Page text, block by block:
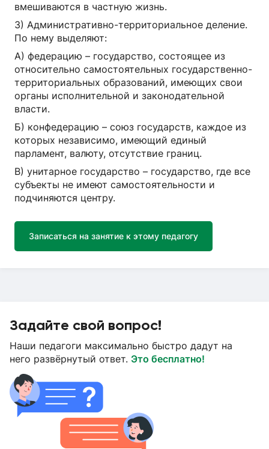
вмешиваются в частную жизнь.
3) Административно-территориальное деление.
По нему выделяют:
А) федерацию – государство, состоящее из
относительно самостоятельных государственно-
территориальных образований, имеющих свои
органы исполнительной и законодательной
власти.
Б) конфедерацию – союз государств, каждое из
которых независимо, имеющий единый
парламент, валюту, отсутствие границ.
В) унитарное государство – государство, где все
субъекты не имеют самостоятельности и
подчиняются центру.
Записаться на занятие к этому педагогу
Задайте свой вопрос!
Наши педагоги максимально быстро дадут на
него развёрнутый ответ. Это бесплатно!